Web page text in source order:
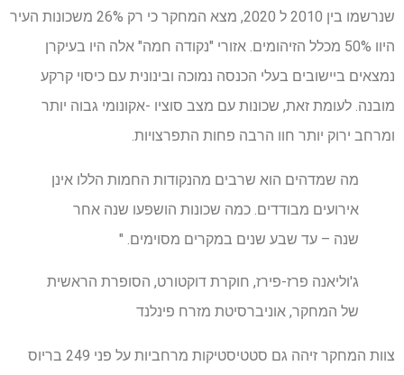
שנרשמו בין 2010 ל 2020, מצא המחקר כי רק 26% משכונות העיר
היוו 50% מכלל הזיהומים. אזורי "נקודה חמה" אלה היו בעיקרן
נמצאים ביישובים בעלי הכנסה נמוכה ובינונית עם כיסוי קרקע
מובנה. לעומת זאת, שכונות עם מצב סוציו -אקונומי גבוה יותר
ומרחב ירוק יותר חוו הרבה פחות התפרצויות.
מה שמדהים הוא שרבים מהנקודות החמות הללו אינן
אירועים מבודדים. כמה שכונות הושפעו שנה אחר
שנה – עד שבע שנים במקרים מסוימים. "
ג'וליאנה פרז-פירז, חוקרת דוקטורט, הסופרת הראשית
של המחקר, אוניברסיטת מזרח פינלנד
צוות המחקר זיהה גם סטטיסטיקות מרחביות על פני 249 בריוס